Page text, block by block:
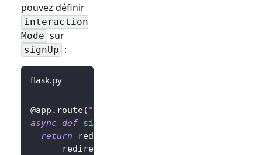
pouvez définir
interaction
Mode sur
signUp :
flask.py
@app . route( "/sign-in"
async def sign_in
return redirect
      redirectUri